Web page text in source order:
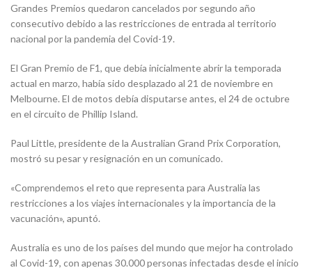
Grandes Premios quedaron cancelados por segundo año
consecutivo debido a las restricciones de entrada al territorio
nacional por la pandemia del Covid-19.
El Gran Premio de F1, que debía inicialmente abrir la temporada
actual en marzo, había sido desplazado al 21 de noviembre en
Melbourne. El de motos debía disputarse antes, el 24 de octubre
en el circuito de Phillip Island.
Paul Little, presidente de la Australian Grand Prix Corporation,
mostró su pesar y resignación en un comunicado.
«Comprendemos el reto que representa para Australia las
restricciones a los viajes internacionales y la importancia de la
vacunación», apuntó.
Australia es uno de los países del mundo que mejor ha controlado
al Covid-19, con apenas 30.000 personas infectadas desde el inicio